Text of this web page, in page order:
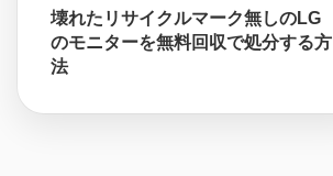
壊れたリサイクルマーク無しのLG
のモニターを無料回収で処分する方
法